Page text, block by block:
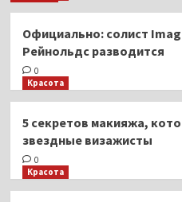
Официально: солист
Рейнольдс разводится
0
Красота
5 секретов макияжа,
звездные визажисты
0
Красота